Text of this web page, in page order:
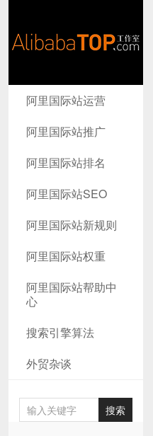
AlibabaTop
工作室
阿里国际站运营
阿里国际站推广
阿里国际站排名
阿里国际站SEO
阿里国际站新规则
阿里国际站权重
阿里国际站帮助中
心
搜索引擎算法
外贸杂谈